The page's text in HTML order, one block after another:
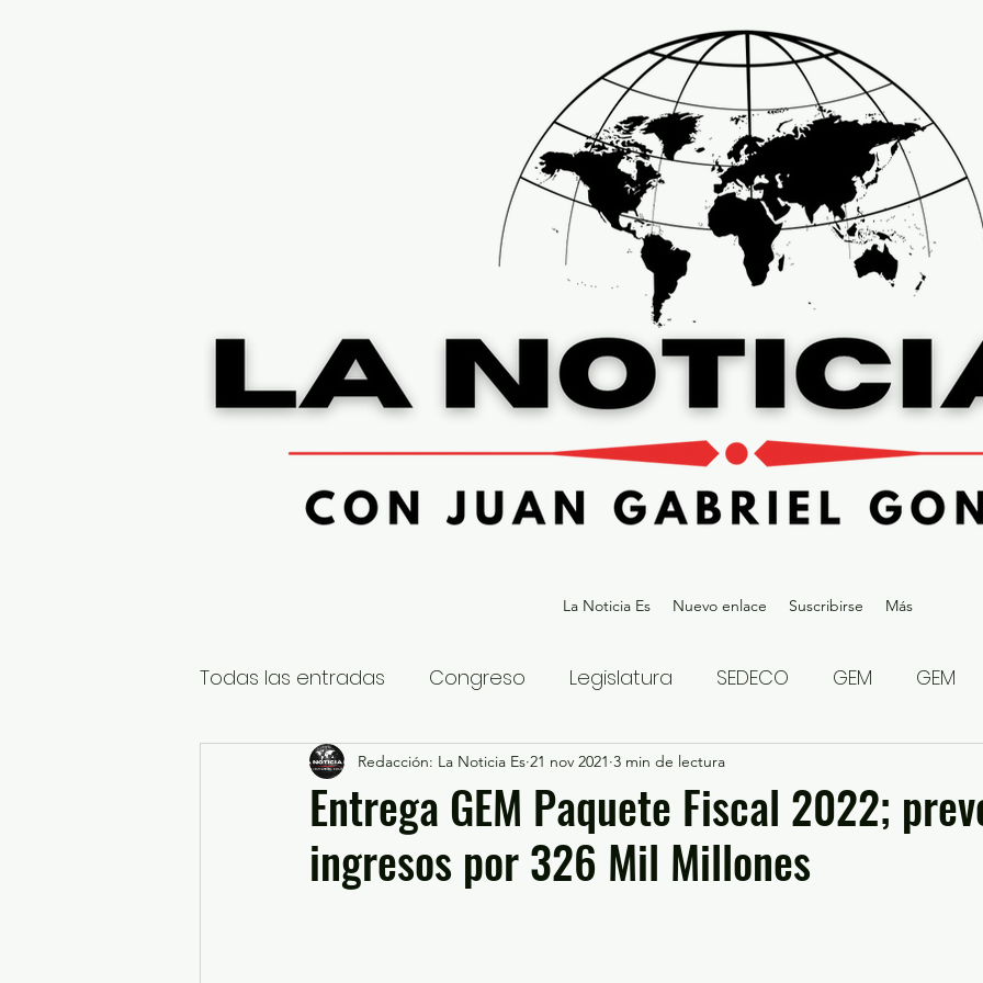
La Noticia Es Nuevo enlace Suscribirse Más
Todas las entradas Congreso Legislatura SEDECO GEM GEM
Nacional Estatal Gubernatura Edoméx 2023
Educación y Cultura Seguridad y Justicia Denuncia Ciudadana
Entrega GEM Paquete Fiscal 2022;
ingresos por 326 Mil Millones
Redacción: La Noticia Es 21 nov 2021 3 min de lectura